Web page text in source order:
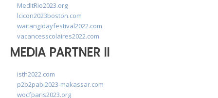
MedItRio2023.org
lcicon2023boston.com
waitangidayfestival2022.com
vacancesscolaires2022.com
MEDIA PARTNER II
isth2022.com
p2b2pabi2023-makassar.com
wocfparis2023.org